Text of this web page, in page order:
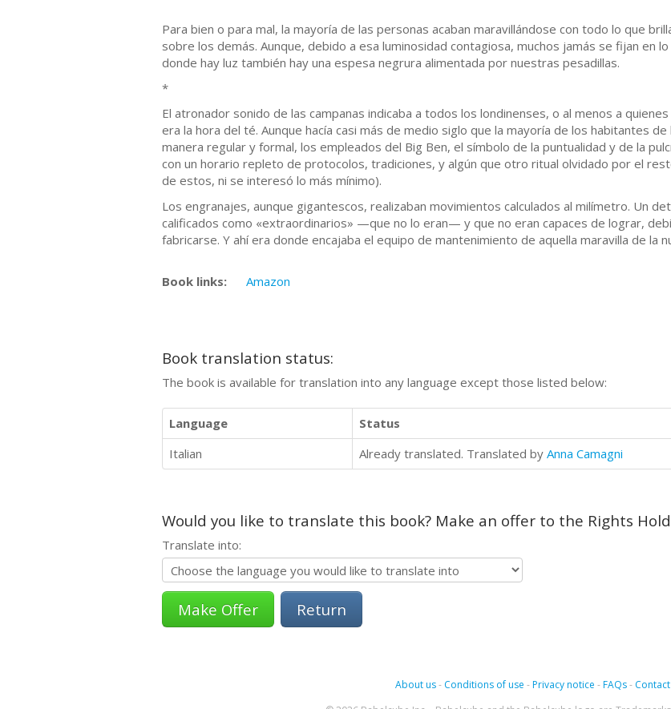
Para bien o para mal, la mayoría de las personas acaban maravillándose con todo lo que
sobre los demás. Aunque, debido a esa luminosidad contagiosa, muchos jamás se fijan en
donde hay luz también hay una espesa negrura alimentada por nuestras pesadillas.
*
El atronador sonido de las campanas indicaba a todos los londinenses, o al menos a
era la hora del té. Aunque hacía casi más de medio siglo que la mayoría de los habitantes
manera regular y formal, los empleados del Big Ben, el símbolo de la puntualidad y de la
con un horario repleto de protocolos, tradiciones, y algún que otro ritual olvidado por el
de estos, ni se interesó lo más mínimo).
Los engranajes, aunque gigantescos, realizaban movimientos calculados al milímetro. Un
calificados como «extraordinarios» —que no lo eran— y que no eran capaces de lograr,
fabricarse. Y ahí era donde encajaba el equipo de mantenimiento de aquella maravilla de la
Book links: Amazon
Book translation status:
The book is available for translation into any language except those listed below:
Language
Status
Italian
Already translated. Translated by Anna Camagni
Would you like to translate this book? Make an offer to the Rights
Translate into:
Return
About us- Conditions of use -Privacy notice -FAQs-